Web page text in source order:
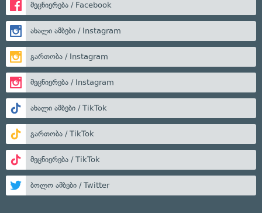
მეცნიერება / Facebook
ახალი ამბები / Instagram
გართობა / Instagram
მეცნიერება / Instagram
ახალი ამბები / TikTok
გართობა / TikTok
მეცნიერება / TikTok
ბოლო ამბები / Twitter